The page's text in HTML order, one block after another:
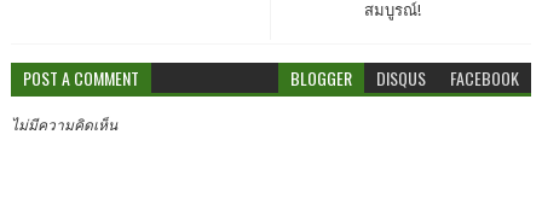
สมบูรณ์!
POST A COMMENT BLOGGER DISQUS FACEBOOK
ไม่มีความคิดเห็น